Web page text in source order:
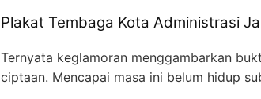
Plakat Tembaga Kota Administrasi
Ternyata keglamoran menggambarkan
ciptaan. Mencapai masa ini belum hidup